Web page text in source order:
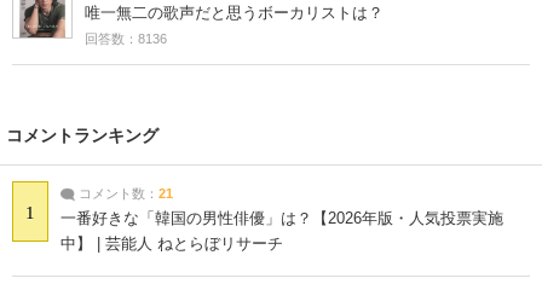
唯一無二の歌声だと思うボーカリストは？
回答数：8136
コメントランキング
1
コメント数： 21
一番好きな「韓国の男性俳優」は？【2026年版・人気投票実施
中】 | 芸能人 ねとらぼリサーチ